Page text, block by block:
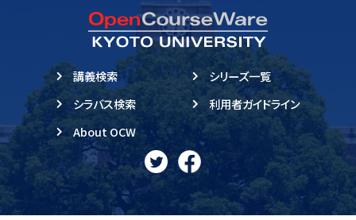
講義検索
シラバス検索
About OCW
シリーズ一覧
利用者ガイドライン